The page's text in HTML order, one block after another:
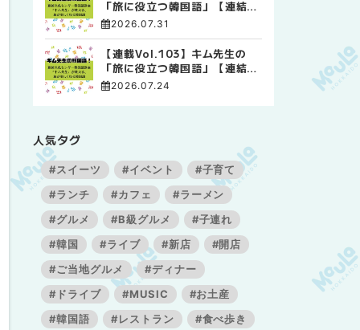
「旅に役立つ韓国語」【連結語
尾について その4】
2026.07.31
【連載Vol.103】キム先生の
「旅に役立つ韓国語」【連結語
尾について その3】
2026.07.24
人気タグ
#スイーツ #イベント
#子育て
#ランチ
#カフェ
#ラーメン
#グルメ
#B級グルメ
#子連れ
#韓国
#ライブ #新店
#開店
#ご当地グルメ
#ディナー
#ドライブ
#MUSIC
#お土産
#韓国語
#レストラン
#食べ歩き